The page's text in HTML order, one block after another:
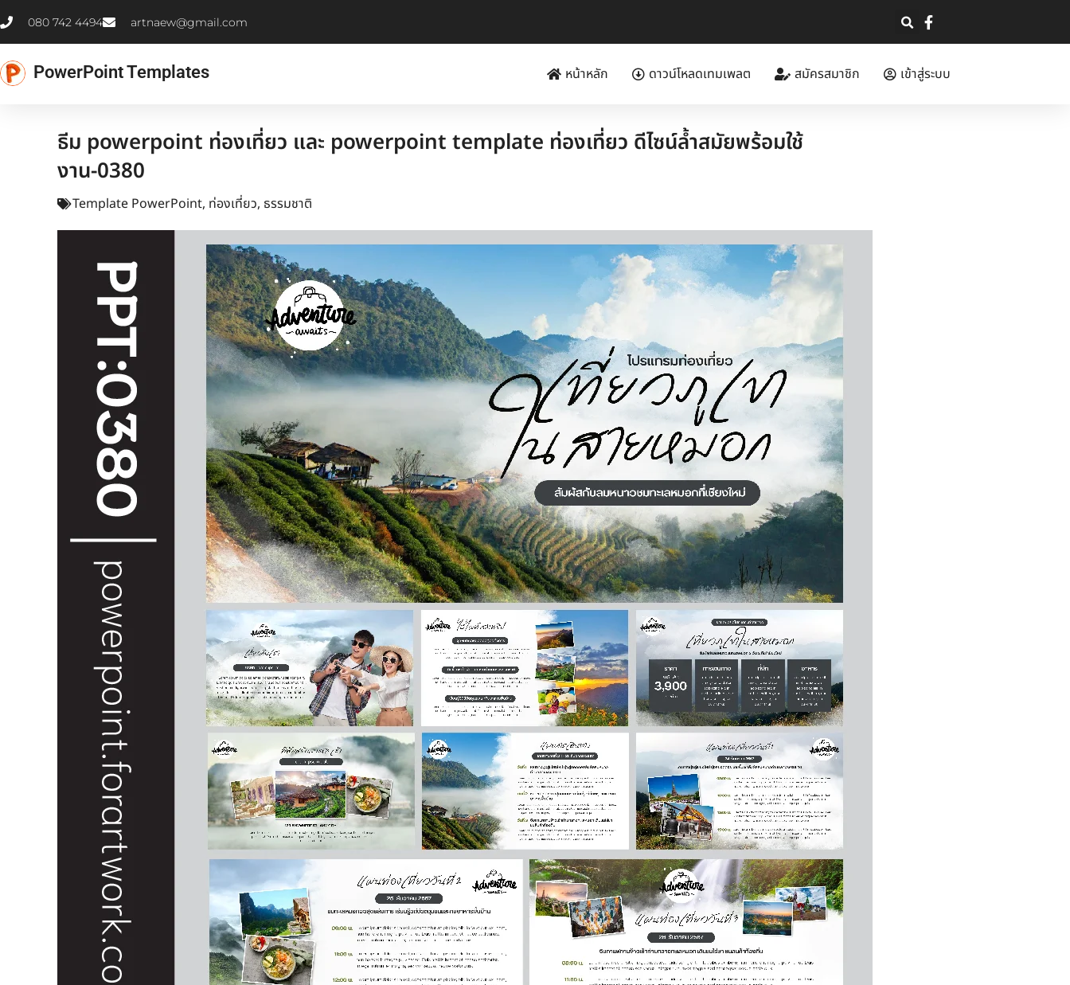
to
080 742 4494 artnaew@gmail.com
PowerPoint Templates หน้าหลัก ดาวน์โหลดเทมเพลต สมัครสมาชิก เข้าสู่ระบบ
ธีม powerpoint ท่องเที่ยว และ powerpoint template ท่องเที่ยว ดีไซน์ล้ำสมัยพร้อมใช้
งาน-0380
Template PowerPoint, ท่องเที่ยว, ธรรมชาติ